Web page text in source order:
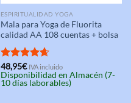
ESPIRITUALIDAD YOGA
Mala para Yoga de Fluorita
calidad AA 108 cuentas + bolsa
Valorado
con4.67
de 5
48,95€ IVA incluido
Disponibilidad en Almacén (7-
10 días laborables)